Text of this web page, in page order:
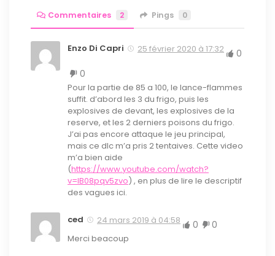
Commentaires 2 Pings 0
Enzo Di Capri 25 février 2020 à 17:32
0
0
Pour la partie de 85 a 100, le lance-flammes
suffit. d’abord les 3 du frigo, puis les
explosives de devant, les explosives de la
reserve, et les 2 derniers poisons du frigo.
J’ai pas encore attaque le jeu principal,
mais ce dlc m’a pris 2 tentaives. Cette video
m’a bien aide
(https://www.youtube.com/watch?
v=IB08pqv5zvo) , en plus de lire le descriptif
des vagues ici.
ced 24 mars 2019 à 04:58 0 0
Merci beacoup